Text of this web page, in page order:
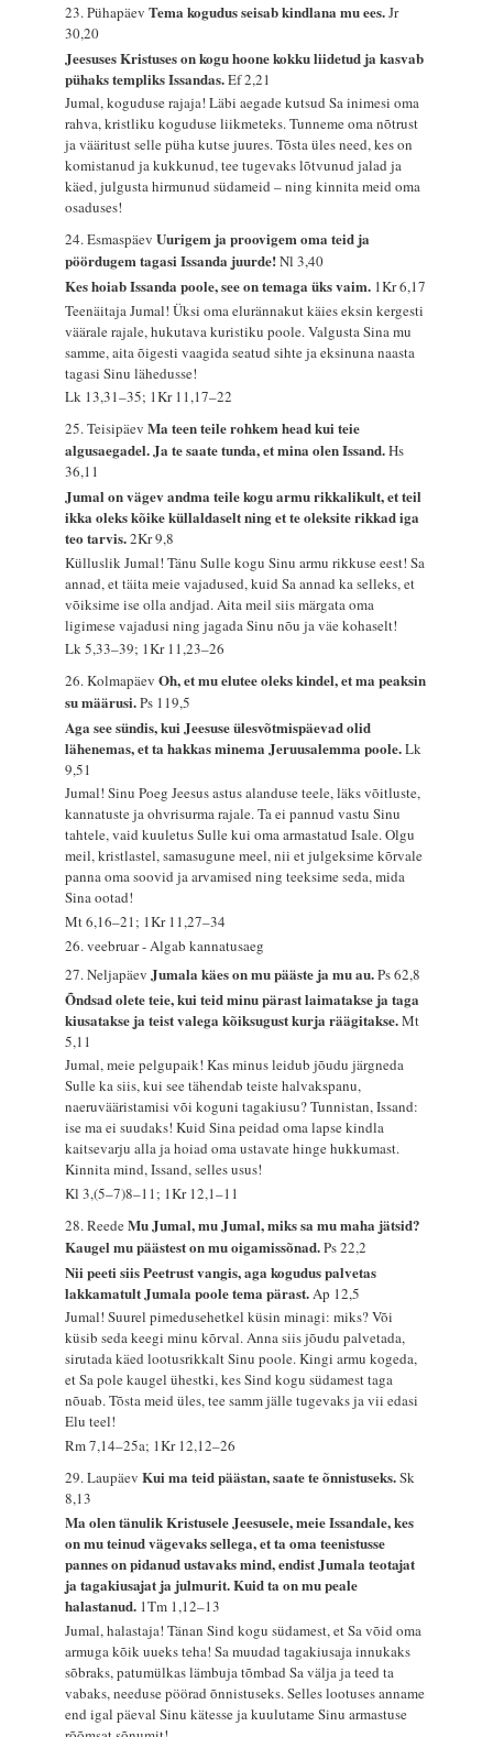
23. PühapäevTema kogudus seisab kindlana mu ees.Jr
30,20
Jeesuses Kristuses on kogu hoone kokku liidetud ja kasvab
pühaks templiks Issandas.Ef 2,21
Jumal, koguduse rajaja! Läbi aegade kutsud Sa inimesi oma
rahva, kristliku koguduse liikmeteks. Tunneme oma nõtrust
ja vääritust selle püha kutse juures. Tõsta üles need, kes on
komistanud ja kukkunud, tee tugevaks lõtvunud jalad ja
käed, julgusta hirmunud südameid – ning kinnita meid oma
osaduses!
24. EsmaspäevUurigem ja proovigem oma teid ja
pöördugem tagasi Issanda juurde!Nl 3,40
Kes hoiab Issanda poole, see on temaga üks vaim. 1Kr 6,17
Teenäitaja Jumal! Üksi oma elurännakut käies eksin kergesti
väärale rajale, hukutava kuristiku poole. Valgusta Sina mu
samme, aita õigesti vaagida seatud sihte ja eksinuna naasta
tagasi Sinu lähedusse!
Lk 13,31–35; 1Kr 11,17–22
25. TeisipäevMa teen teile rohkem head kui teie
algusaegadel. Ja te saate tunda, et mina olen Issand.Hs
36,11
Jumal on vägev andma teile kogu armu rikkalikult, et teil
ikka oleks kõike küllaldaselt ning et te oleksite rikkad iga
teo tarvis.2Kr 9,8
Külluslik Jumal! Tänu Sulle kogu Sinu armu rikkuse eest! Sa
annad, et täita meie vajadused, kuid Sa annad ka selleks, et
võiksime ise olla andjad. Aita meil siis märgata oma
ligimese vajadusi ning jagada Sinu nõu ja väe kohaselt!
Lk 5,33–39; 1Kr 11,23–26
26. KolmapäevOh, et mu elutee oleks kindel, et ma peaksin
su määrusi.Ps 119,5
Aga see sündis, kui Jeesuse ülesvõtmispäevad olid
lähenemas, et ta hakkas minema Jeruusalemma poole.Lk
9,51
Jumal! Sinu Poeg Jeesus astus alanduse teele, läks võitluste,
kannatuste ja ohvrisurma rajale. Ta ei pannud vastu Sinu
tahtele, vaid kuuletus Sulle kui oma armastatud Isale. Olgu
meil, kristlastel, samasugune meel, nii et julgeksime kõrvale
panna oma soovid ja arvamised ning teeksime seda, mida
Sina ootad!
Mt 6,16–21; 1Kr 11,27–34
26. veebruar - Algab kannatusaeg
27. NeljapäevJumala käes on mu pääste ja mu au.Ps 62,8
Õndsad olete teie, kui teid minu pärast laimatakse ja taga
kiusatakse ja teist valega kõiksugust kurja räägitakse.Mt
5,11
Jumal, meie pelgupaik! Kas minus leidub jõudu järgneda
Sulle ka siis, kui see tähendab teiste halvakspanu,
naeruvääristamisi või koguni tagakiusu? Tunnistan, Issand:
ise ma ei suudaks! Kuid Sina peidad oma lapse kindla
kaitsevarju alla ja hoiad oma ustavate hinge hukkumast.
Kinnita mind, Issand, selles usus!
Kl 3,(5–7)8–11; 1Kr 12,1–11
28. ReedeMu Jumal, mu Jumal, miks sa mu maha jätsid?
Kaugel mu päästest on mu oigamissõnad.Ps 22,2
Nii peeti siis Peetrust vangis, aga kogudus palvetas
lakkamatult Jumala poole tema pärast. Ap 12,5
Jumal! Suurel pimedusehetkel küsin minagi: miks? Või
küsib seda keegi minu kõrval. Anna siis jõudu palvetada,
sirutada käed lootusrikkalt Sinu poole. Kingi armu kogeda,
et Sa pole kaugel ühestki, kes Sind kogu südamest taga
nõuab. Tõsta meid üles, tee samm jälle tugevaks ja vii edasi
Elu teel!
Rm 7,14–25a; 1Kr 12,12–26
29. LaupäevKui ma teid päästan, saate te õnnistuseks.Sk
8,13
Ma olen tänulik Kristusele Jeesusele, meie Issandale, kes
on mu teinud vägevaks sellega, et ta oma teenistusse
pannes on pidanud ustavaks mind, endist Jumala teotajat
ja tagakiusajat ja julmurit. Kuid ta on mu peale
halastanud. 1Tm 1,12–13
Jumal, halastaja! Tänan Sind kogu südamest, et Sa võid oma
armuga kõik uueks teha! Sa muudad tagakiusaja innukaks
sõbraks, patumülkas lämbuja tõmbad Sa välja ja teed ta
vabaks, needuse pöörad õnnistuseks. Selles lootuses anname
end igal päeval Sinu kätesse ja kuulutame Sinu armastuse